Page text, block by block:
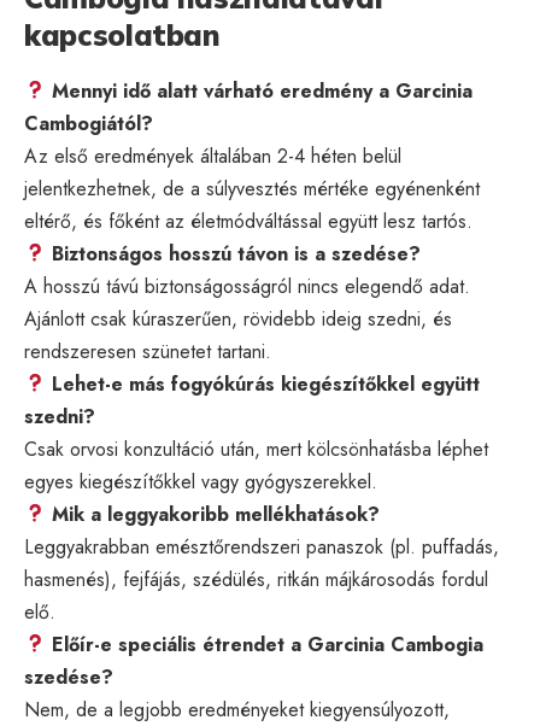
kapcsolatban
Mennyi idő alatt várható eredmény a Garcinia
Cambogiától?
Az első eredmények általában 2-4 héten belül
jelentkezhetnek, de a súlyvesztés mértéke egyénenként
eltérő, és főként az életmódváltással együtt lesz tartós.
Biztonságos hosszú távon is a szedése?
A hosszú távú biztonságosságról nincs elegendő adat.
Ajánlott csak kúraszerűen, rövidebb ideig szedni, és
rendszeresen szünetet tartani.
Lehet-e más fogyókúrás kiegészítőkkel együtt
szedni?
Csak orvosi konzultáció után, mert kölcsönhatásba léphet
egyes kiegészítőkkel vagy gyógyszerekkel.
Mik a leggyakoribb mellékhatások?
Leggyakrabban emésztőrendszeri panaszok (pl. puffadás,
hasmenés), fejfájás, szédülés, ritkán májkárosodás fordul
elő.
Előír-e speciális étrendet a Garcinia Cambogia
szedése?
Nem, de a legjobb eredményeket kiegyensúlyozott,